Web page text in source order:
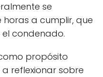
se
a cumplir, que
condenado.
propósito
reflexionar sobre